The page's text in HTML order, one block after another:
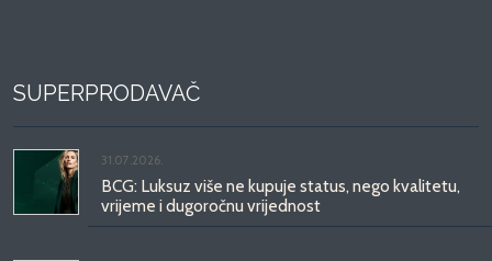
SUPERPRODAVAČ
31.07.2026.
BCG: Luksuz više ne kupuje status, nego kvalitetu,
vrijeme i dugoročnu vrijednost